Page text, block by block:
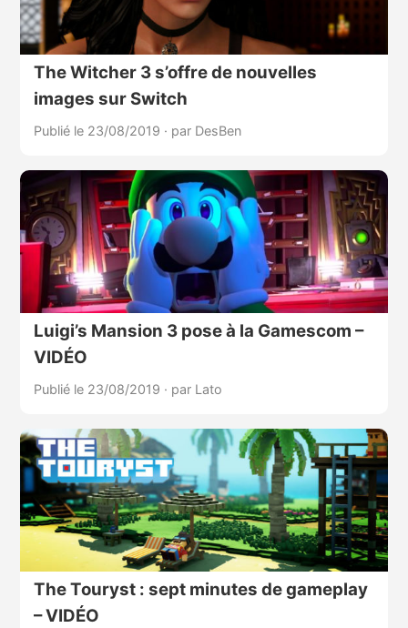
The Witcher 3 s’offre de nouvelles
images sur Switch
Publié le 23/08/2019 · par DesBen
Luigi’s Mansion 3 pose à la Gamescom –
VIDÉO
Publié le 23/08/2019 · par Lato
The Touryst : sept minutes de gameplay
– VIDÉO